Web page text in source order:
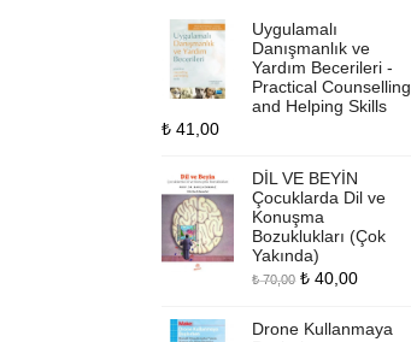
Uygulamalı
Danışmanlık ve
Yardım Becerileri -
Practical Counselling
and Helping Skills
₺ 41,00
DİL VE BEYİN
Çocuklarda Dil ve
Konuşma
Bozuklukları (Çok
Yakında)
₺70,00 Orijinal
₺ 70,00.
₺ 40,00Şu
fiyat:
Drone Kullanmaya